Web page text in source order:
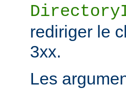
rediriger le
3xx.
Les